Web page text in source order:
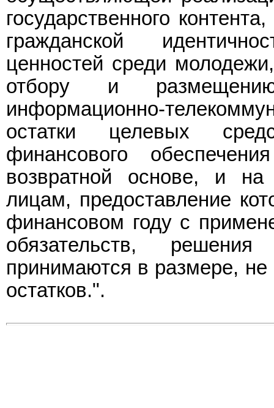
государственного
гражданской
ценностей среди
отбору и
информационно-
остатки целевых
финансового
возвратной основе, и на
лицам, предоставление
финансовом году с
обязательств,
принимаются в размере,
остатков.".